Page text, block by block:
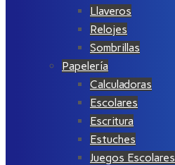
Llaveros
Relojes
Sombrillas
Papelería
Calculadoras
Escolares
Escritura
Estuches
Juegos Escolares